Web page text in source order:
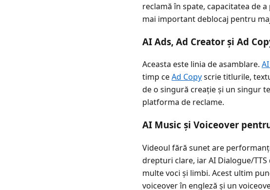
reclamă în spate, capacitatea de
mai important deblocaj pentru
AI Ads, Ad Creator și Ad
Aceasta este linia de asamblare.
timp ceAd Copyscrie titlurile,
de o singură creație și un singur
platforma de reclame.
AI Music și Voiceover
Videoul fără sunet are
drepturi clare, iar AI Dialogue/TTS
multe voci și limbi. Acest ultim
voiceover în engleză și un